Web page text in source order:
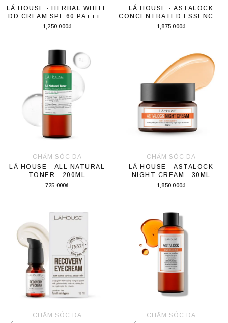
LÁ HOUSE - HERBAL WHITE
DD CREAM SPF 60 PA+++ -
30ML
1,250,000₫
LÁ HOUSE - ASTALOCK
CONCENTRATED ESSENCE -
30ML
1,875,000₫
CHĂM SÓC DA
LÁ HOUSE - ALL NATURAL
TONER - 200ML
725,000₫
CHĂM SÓC DA
LÁ HOUSE - ASTALOCK
NIGHT CREAM - 30ML
1,850,000₫
CHĂM SÓC DA
CHĂM SÓC DA